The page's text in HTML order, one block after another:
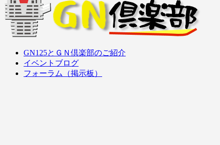
ＧＮ倶楽部
GN125Family (GN125, GS125, GZ125, EN125, etc..) オーナーズ
GN125とＧＮ倶楽部のご紹介
イベントブログ
フォーラム（掲示板）